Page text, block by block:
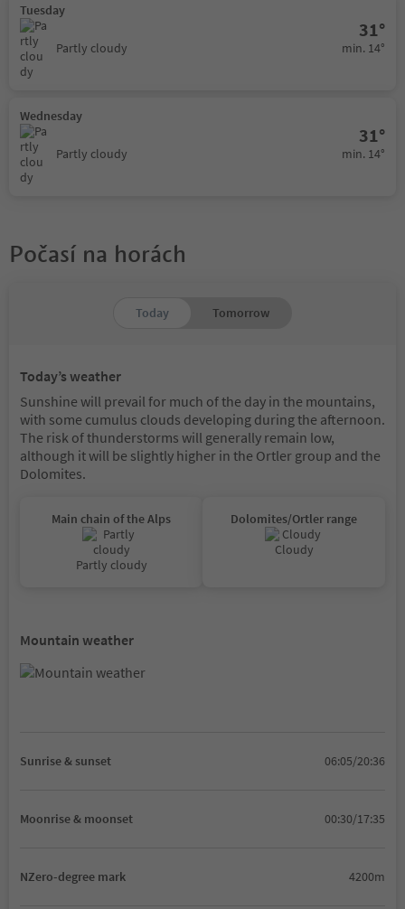
Tuesday
Partly cloudy
31°
min. 14°
Wednesday
Partly cloudy
31°
min. 14°
Počasí na horách
Today Tomorrow
Today’s weather
Sunshine will prevail for much of the day in the mountains,
with some cumulus clouds developing during the afternoon.
The risk of thunderstorms will generally remain low,
although it will be slightly higher in the Ortler group and the
Dolomites.
Main chain of the Alps
Partly cloudy
Dolomites/Ortler range
Cloudy
Mountain weather
Sunrise & sunset 06:05/20:36
Moonrise & moonset 00:30/17:35
NZero-degree mark 4200m